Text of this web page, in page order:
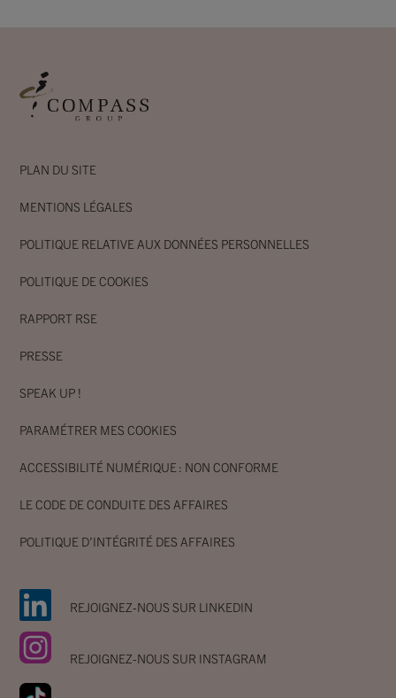
PLAN DU SITE
MENTIONS LÉGALES
POLITIQUE RELATIVE AUX DONNÉES PERSONNELLES
POLITIQUE DE COOKIES
RAPPORT RSE
PRESSE
SPEAK UP !
PARAMÉTRER MES COOKIES
ACCESSIBILITÉ NUMÉRIQUE : NON CONFORME
LE CODE DE CONDUITE DES AFFAIRES
POLITIQUE D’INTÉGRITÉ DES AFFAIRES
REJOIGNEZ-NOUS SUR LINKEDIN
REJOIGNEZ-NOUS SUR INSTAGRAM